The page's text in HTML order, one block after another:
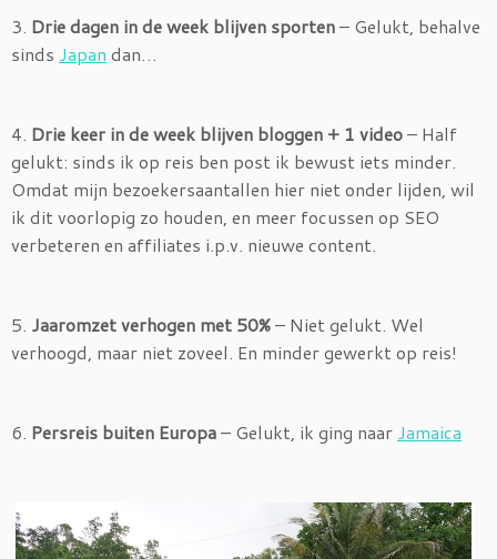
3. Drie dagen in de week blijven sporten– Gelukt, behalve
sinds Japan dan…
4. Drie keer in de week blijven bloggen + 1 video– Half
gelukt: sinds ik op reis ben post ik bewust iets minder.
Omdat mijn bezoekersaantallen hier niet onder lijden, wil
ik dit voorlopig zo houden, en meer focussen op SEO
verbeteren en affiliates i.p.v. nieuwe content.
5. Jaaromzet verhogen met 50%– Niet gelukt. Wel
verhoogd, maar niet zoveel. En minder gewerkt op reis!
6. Persreis buiten Europa– Gelukt, ik ging naar Jamaica